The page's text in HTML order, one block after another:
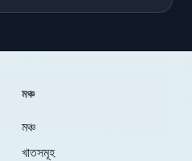
মঞ্চ
মঞ্চ
খাতসমূহ